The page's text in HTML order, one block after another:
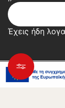
Έχεις ήδη
Copyright